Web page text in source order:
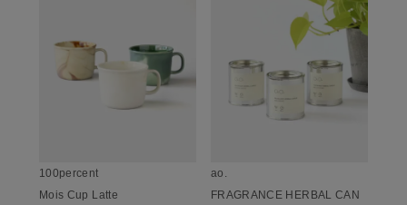
100percent
Mois Cup Latte
ao.
FRAGRANCE HERBAL CAN